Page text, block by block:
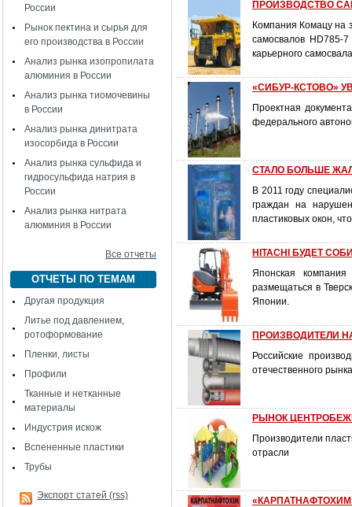
России
Рынок пектина и сырья для
его производства в России
Анализ рынка изопропилата
алюминия в России
Анализ рынка тиомочевины
в России
Анализ рынка динитрата
изосорбида в России
Анализ рынка сульфида и
гидросульфида натрия в
России
Анализ рынка нитрата
алюминия в России
Все отчеты
ОТЧЕТЫ ПО ТЕМАМ
Другая продукция
Литье под давлением,
ротоформование
Пленки, листы
Профили
Тканные и нетканные
материалы
Индустрия искож
Вспененные пластики
Трубы
Экспорт статей (rss)
ПРОИЗВОДСТВО
Компания Комацу на
самосвалов HD785-
карьерного
«СИБУР-КСТОВО»
Проектная
федерального
СТАЛО БОЛЬШЕ
В 2011 году
граждан на
пластиковых окон,
HITACHI БУДЕТ
Японская
размещаться в
Японии.
ПРОИЗВОДИТЕЛИ
Российские
отечественного
РЫНОК
Производители
отрасли